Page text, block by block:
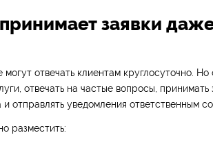
заявки
могут отвечать клиентам круглосуточно.
отвечать на частые вопросы,
отправлять уведомления ответственным
разместить: